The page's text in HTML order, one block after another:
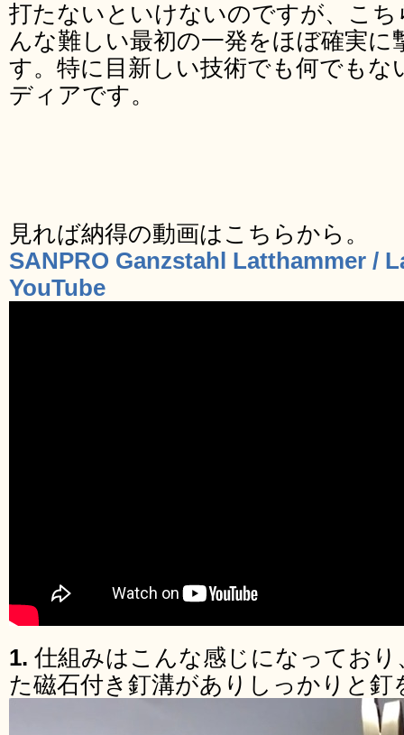
打たないといけないのですが、こ
んな難しい最初の一発をほぼ確実
す。特に目新しい技術でも何でもな
ディアです。
見れば納得の動画はこちらから。
SANPRO Ganzstahl Latthammer /
YouTube
1. 仕組みはこんな感じになってお
た磁石付き釘溝がありしっかりと釘